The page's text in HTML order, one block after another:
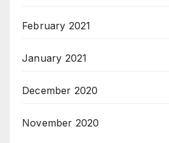
February 2021
January 2021
December 2020
November 2020